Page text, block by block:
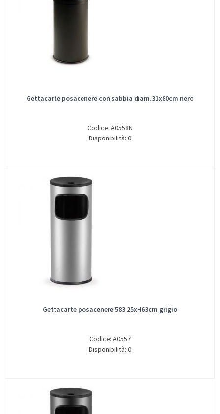
Gettacarte posacenere con sabbia diam.31x80cm nero
Codice: A0558N
Disponibilità: 0
Gettacarte posacenere 583 25xH63cm grigio
Codice: A0557
Disponibilità: 0